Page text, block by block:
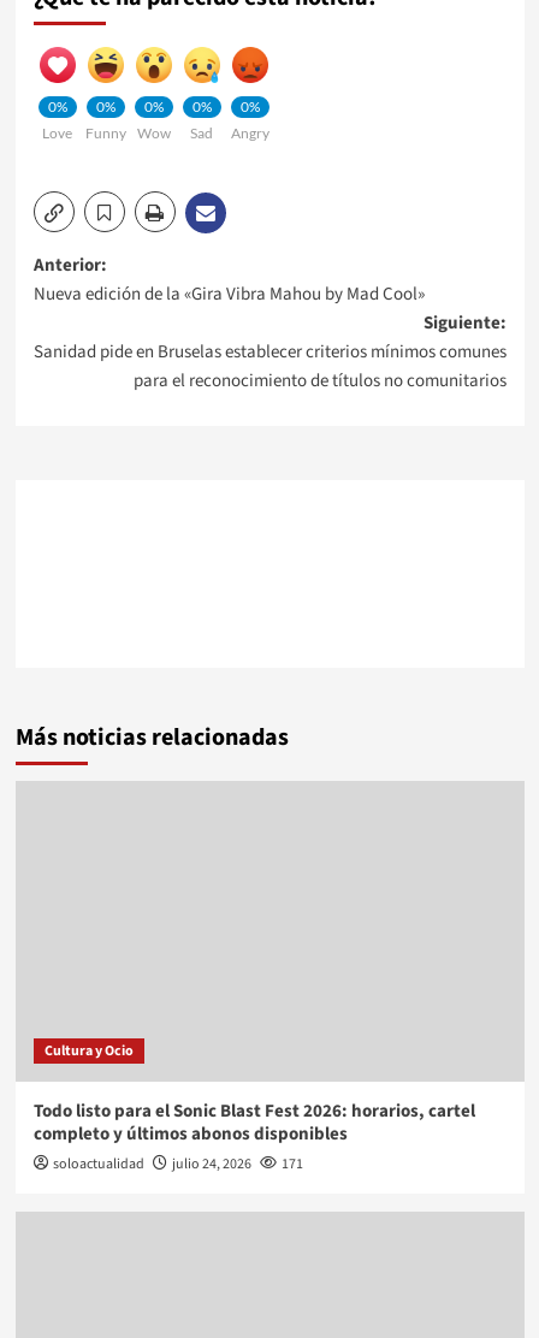
0%
Love
0%
Funny
0%
Wow
0%
Sad
0%
Angry
Navegación
entradas
Anterior:
Nueva edición de la «Gira Vibra Mahou by Mad Cool»
Siguiente:
Sanidad pide en Bruselas establecer criterios mínimos comunes
para el reconocimiento de títulos no comunitarios
Más noticias relacionadas
Cultura y Ocio
Todo listo para el Sonic Blast Fest 2026: horarios, cartel
completo y últimos abonos disponibles
soloactualidad julio 24, 2026 171